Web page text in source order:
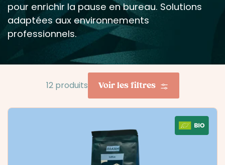
pour enrichir la pause en bureau. Solutions
adaptées aux environnements
professionnels.
12 produits Voir les filtres